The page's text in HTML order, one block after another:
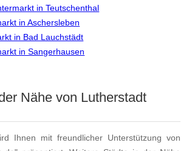
in Teutschenthal
in Aschersleben
in Bad Lauchstädt
in Sangerhausen
Nähe von Lutherstadt
Ihnen mit freundlicher Unterstützung von